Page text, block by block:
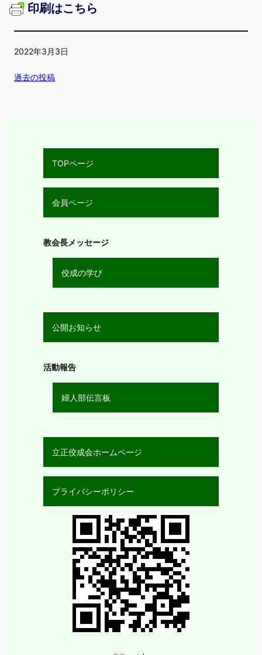
印刷はこちら
2022年3月3日
過去の投稿
TOPページ
会員ページ
教会長メッセージ
佼成の学び
公開お知らせ
活動報告
婦人部伝言板
立正佼成会ホームページ
プライバシーポリシー